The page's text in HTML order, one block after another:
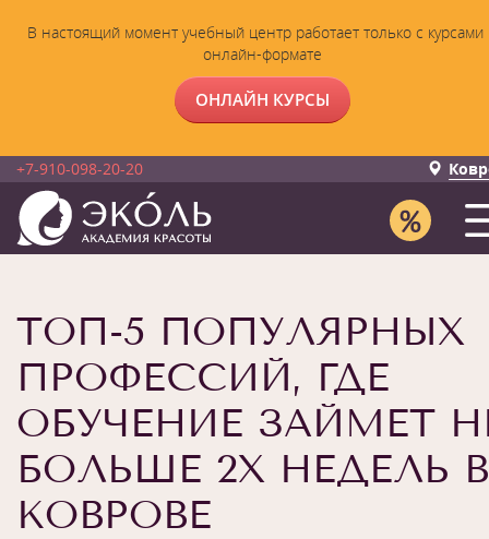
В настоящий момент учебный центр работает только с курсами
онлайн-формате
ОНЛАЙН КУРСЫ
+7-910-098-20-20
ТОП-5 ПОПУЛЯРНЫХ
ПРОФЕССИЙ, ГДЕ
ОБУЧЕНИЕ ЗАЙМЕТ
БОЛЬШЕ 2Х НЕДЕЛЬ В
КОВРОВЕ